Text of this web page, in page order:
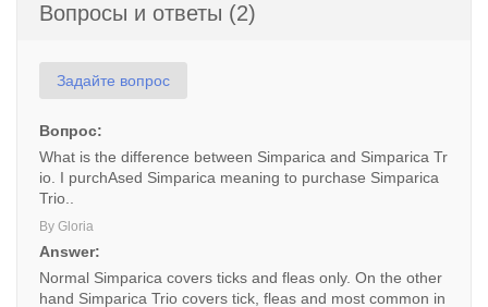
Вопросы и ответы (2)
Задайте вопрос
Вопрос:
What is the difference between Simparica and Simparica Tr
io. I purchAsed Simparica meaning to purchase Simparica
Trio..
By Gloria
Answer:
Normal Simparica covers ticks and fleas only. On the other
hand Simparica Trio covers tick, fleas and most common in